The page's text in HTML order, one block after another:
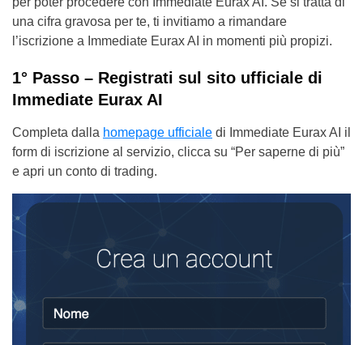
una cifra gravosa per te, ti invitiamo a rimandare
l’iscrizione a Immediate Eurax AI in momenti più propizi.
1° Passo – Registrati sul sito ufficiale di
Immediate Eurax AI
Completa dalla homepage ufficiale di Immediate Eurax AI il
form di iscrizione al servizio, clicca su “Per saperne di più”
e apri un conto di trading.